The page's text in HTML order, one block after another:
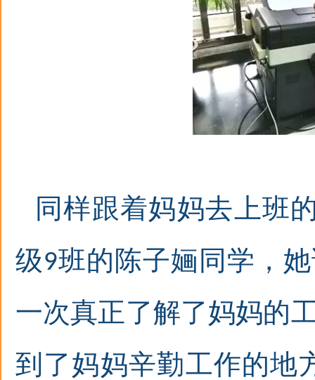
同样跟着妈妈去上班
级9班的陈子婳同学 ，
一次真正了解了妈妈的
到了妈妈辛勤工作的地